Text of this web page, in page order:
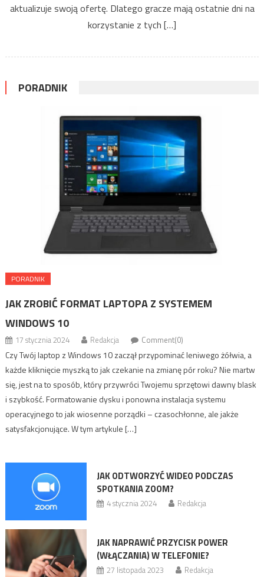
aktualizuje swoją ofertę. Dlatego gracze mają ostatnie dni na
korzystanie z tych […]
PORADNIK
PORADNIK
JAK ZROBIĆ FORMAT LAPTOPA Z SYSTEMEM
WINDOWS 10
17 stycznia 2024 Redakcja Comment(0)
Czy Twój laptop z Windows 10 zaczął przypominać leniwego żółwia, a
każde kliknięcie myszką to jak czekanie na zmianę pór roku? Nie martw
się, jest na to sposób, który przywróci Twojemu sprzętowi dawny blask
i szybkość. Formatowanie dysku i ponowna instalacja systemu
operacyjnego to jak wiosenne porządki – czasochłonne, ale jakże
satysfakcjonujące. W tym artykule […]
JAK ODTWORZYĆ WIDEO PODCZAS
SPOTKANIA ZOOM?
4 stycznia 2024 Redakcja
JAK NAPRAWIĆ PRZYCISK POWER
(WŁĄCZANIA) W TELEFONIE?
27 listopada 2023 Redakcja